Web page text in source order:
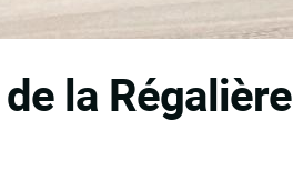
la Régalière